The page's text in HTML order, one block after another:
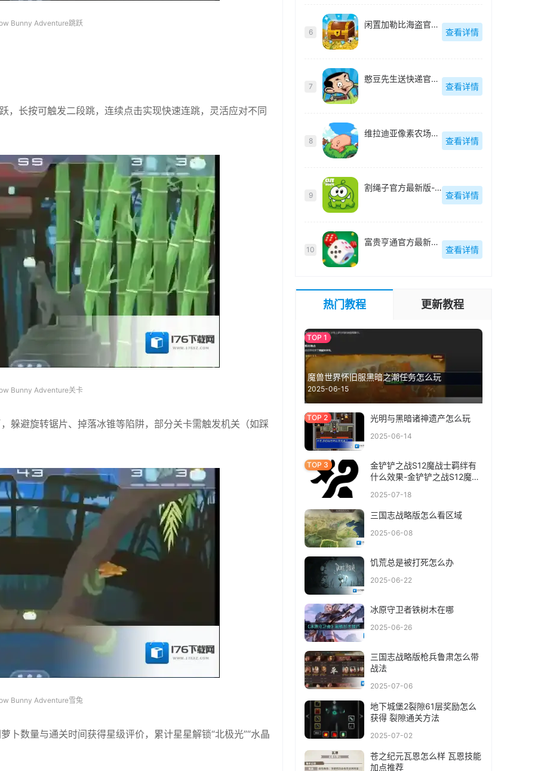
Bunny Adventure跳跃
，长按可触发二段跳，连续点击实现快速连跳，灵活应对不同
Bunny Adventure关卡
躲避旋转锯片、掉落冰锥等陷阱，部分关卡需触发机关（如踩
Bunny Adventure雪兔
卜数量与通关时间获得星级评价，累计星星解锁“北极光”“水晶
6
闲置加勒比海盗官方最新版-v1.0.1.5
查看详情
7
憨豆先生送快递官方最新版-v2.1.0.8
查看详情
8
维拉迪亚像素农场官方最新版-v1.36
查看详情
9
割绳子官方最新版-v3.74.0
查看详情
10
富贵亨通官方最新版-v1.0.2
查看详情
热门教程 更新教程
魔兽世界怀旧服黑暗之潮任务怎么玩
2025-06-15
光明与黑暗诸神遗产怎么玩
2025-06-14
金铲铲之战S12魔战士羁绊有
什么效果-金铲铲之战S12魔战
2025-07-18
三国志战略版怎么看区域
2025-06-08
饥荒总是被打死怎么办
2025-06-22
冰原守卫者铁树木在哪
2025-06-26
三国志战略版枪兵鲁肃怎么带
战法
2025-07-06
地下城堡2裂隙61层奖励怎么
获得 裂隙通关方法
2025-07-02
苍之纪元瓦恩怎么样 瓦恩技能
加点推荐